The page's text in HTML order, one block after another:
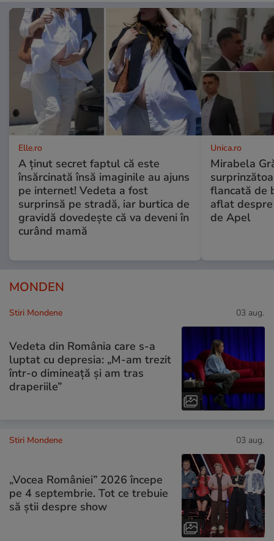
Elle.ro
A ținut secret faptul că este
însărcinată însă imaginile au ajuns
pe internet! Vedeta a fost
surprinsă pe stradă, iar burtica de
gravidă dovedește că va deveni în
curând mamă
Unica.ro
Mirabela
flancată de
aflat
de Apel
MONDEN
Stiri Mondene 03 aug.
Vedeta din România care s-a
luptat cu depresia: „M-am trezit
într-o dimineață și am tras
draperiile”
Stiri Mondene 03 aug.
„Vocea României” 2026 începe
pe 4 septembrie. Tot ce trebuie
să știi despre show